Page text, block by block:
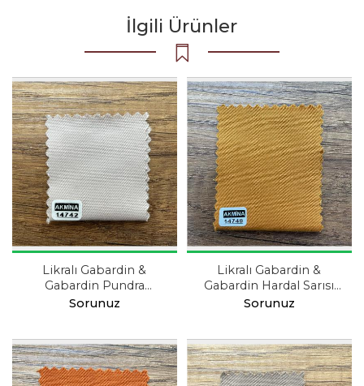
İlgili Ürünler
Likralı Gabardin &
Gabardin Pundra
Pembe 14742
Sorunuz
Likralı Gabardin &
Gabardin Hardal Sarısı
14749
Sorunuz